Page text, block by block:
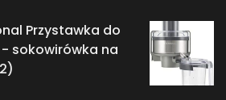
Przystawka do
sokowirówka na